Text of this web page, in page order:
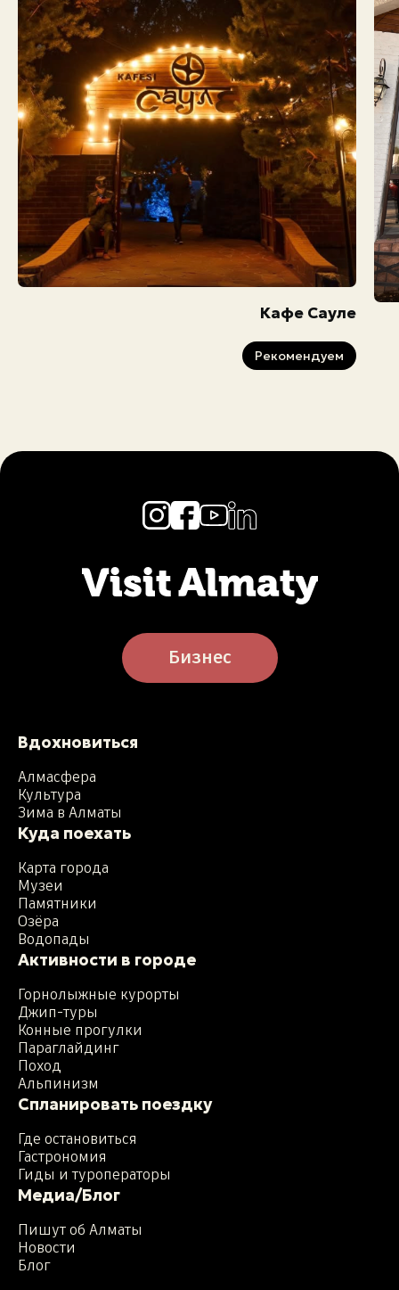
Кафе Сауле
Рекомендуем
Бизнес
Вдохновиться
Алмасфера
Культура
Зима в Алматы
Куда поехать
Карта города
Музеи
Памятники
Озёра
Водопады
Активности в городе
Горнолыжные курорты
Джип-туры
Конные прогулки
Параглайдинг
Поход
Альпинизм
Спланировать поездку
Где остановиться
Гастрономия
Гиды и туроператоры
Медиа/Блог
Пишут об Алматы
Новости
Блог